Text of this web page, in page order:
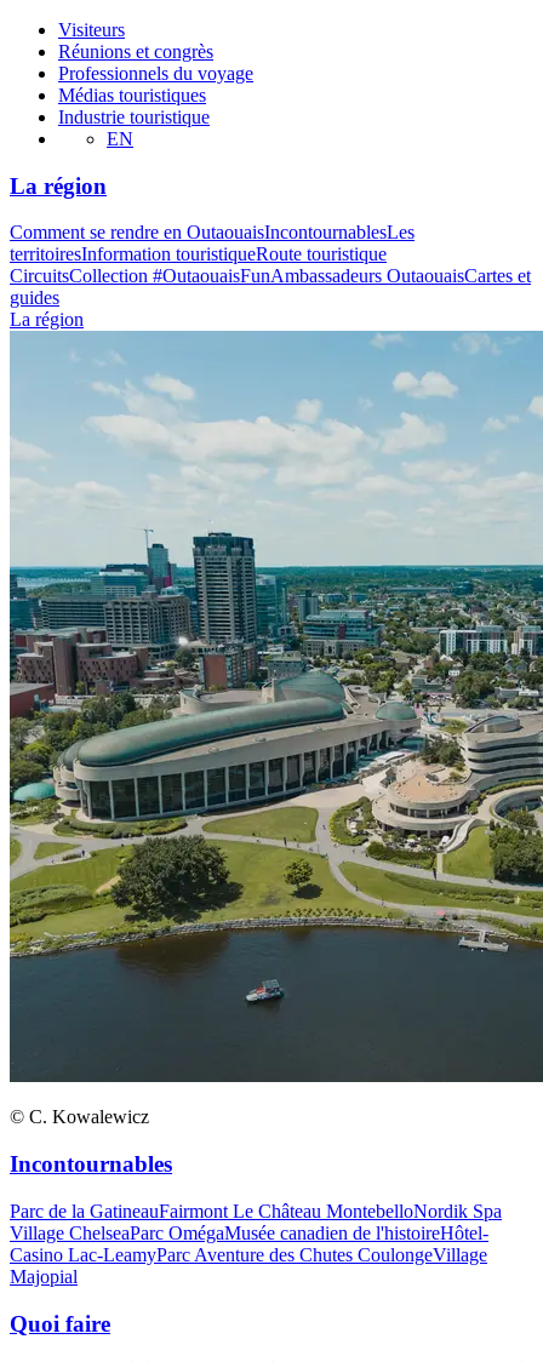
Visiteurs
Réunions et congrès
Professionnels du voyage
Médias touristiques
Industrie touristique
EN
La région
Comment se rendre en OutaouaisIncontournablesLes
territoiresInformation touristiqueRoute touristique
CircuitsCollection #OutaouaisFunAmbassadeurs OutaouaisCartes et
guides
La région
© C. Kowalewicz
Incontournables
Parc de la GatineauFairmont Le Château MontebelloNordik Spa
Village ChelseaParc OmégaMusée canadien de l'histoireHôtel-
Casino Lac-LeamyParc Aventure des Chutes CoulongeVillage
Majopial
Quoi faire